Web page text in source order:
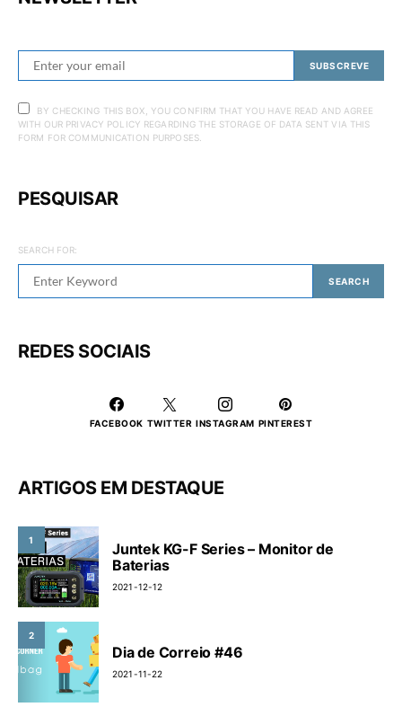
SUBSCREVE
BY CHECKING THIS BOX, YOU CONFIRM THAT YOU HAVE READ AND AGREE
WITH OUR PRIVACY POLICY REGARDING THE STORAGE OF DATA SENT VIA THIS
FORM FOR COMMUNICATION PURPOSES.
PESQUISAR
SEARCH FOR:
SEARCH
REDES SOCIAIS
FACEBOOK TWITTER INSTAGRAM PINTEREST
ARTIGOS EM DESTAQUE
1
Juntek KG-F Series – Monitor de
Baterias
2021-12-12
2
Dia de Correio #46
2021-11-22